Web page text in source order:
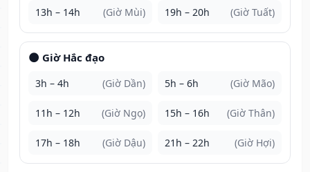
13h – 14h (Giờ Mùi) 19h – 20h (Giờ Tuất)
🌑 Giờ Hắc đạo
3h – 4h (Giờ Dần) 5h – 6h (Giờ Mão)
11h – 12h (Giờ Ngọ) 15h – 16h (Giờ Thân)
17h – 18h (Giờ Dậu) 21h – 22h (Giờ Hợi)